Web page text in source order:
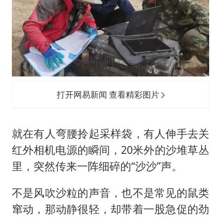
打开网易新闻 查看精彩图片
就在有人弯腰拎起采样袋，有人伸手去关
红外相机电源的瞬间，20米外的沙堆草丛
里，突然传来一阵细碎的“沙沙”声。
不是风吹沙粒的声音，也不是常见的鼠类
窜动，那动静很轻，却带着一股急促的劲